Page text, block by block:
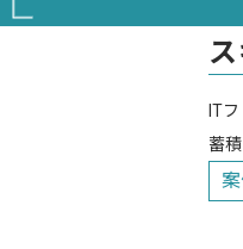
IT
蓄